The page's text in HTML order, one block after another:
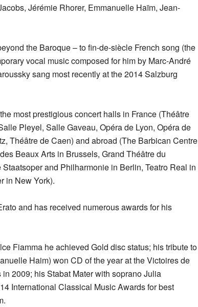
Jérémie Rhorer, Emmanuelle Haïm, Jean-
the Baroque – to fin-de-siècle French song (the
vocal music composed for him by Marc-André
sang most recently at the 2014 Salzburg
most prestigious concert halls in France (Théâtre
Pleyel, Salle Gaveau, Opéra de Lyon, Opéra de
Théâtre de Caen) and abroad (The Barbican Centre
Beaux Arts in Brussels, Grand Théâtre du
and Philharmonie in Berlin, Teatro Real in
in New York).
and has received numerous awards for his
Fiamma he achieved Gold disc status; his tribute to
Haim) won CD of the year at the Victoires de
2009; his Stabat Mater with soprano Julia
International Classical Music Awards for best